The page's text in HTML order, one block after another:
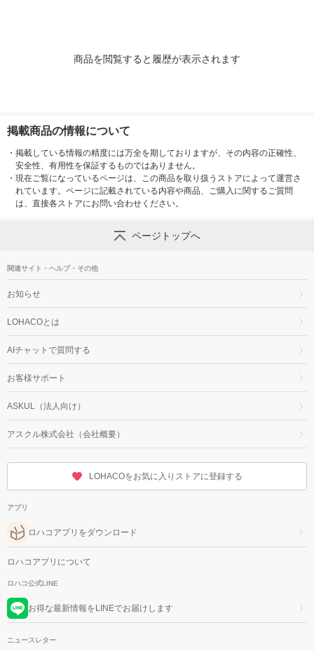
商品を閲覧すると履歴が表示されます
掲載商品の情報について
・ 掲載している情報の精度には万全を期しておりますが、その内容の正確性、
安全性、有用性を保証するものではありません。
・ 現在ご覧になっているページは、この商品を取り扱うストアによって運営さ
れています。ページに記載されている内容や商品、ご購入に関するご質問
は、直接各ストアにお問い合わせください。
ページトップへ
関連サイト・ヘルプ・その他
お知らせ
LOHACOとは
AIチャットで質問する
お客様サポート
ASKUL（法人向け）
アスクル株式会社（会社概要）
LOHACOをお気に入りストアに登録する
アプリ
ロハコアプリをダウンロード
ロハコアプリについて
ロハコ公式LINE
お得な最新情報をLINEでお届けします
ニュースレター